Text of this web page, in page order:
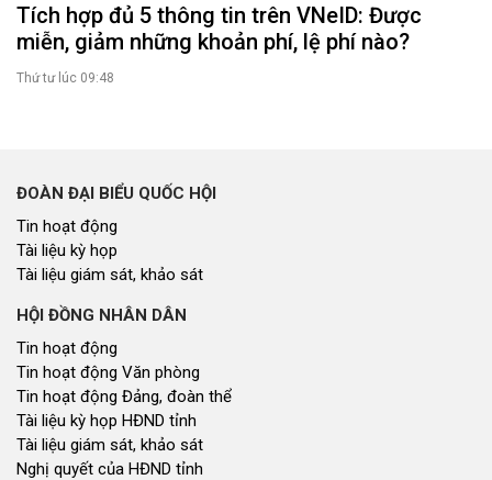
Tích hợp đủ 5 thông tin trên VNeID: Được
miễn, giảm những khoản phí, lệ phí nào?
Thứ tư lúc 09:48
ĐOÀN ĐẠI BIỂU QUỐC HỘI
Tin hoạt động
Tài liệu kỳ họp
Tài liệu giám sát, khảo sát
HỘI ĐỒNG NHÂN DÂN
Tin hoạt động
Tin hoạt động Văn phòng
Tin hoạt động Đảng, đoàn thể
Tài liệu kỳ họp HĐND tỉnh
Tài liệu giám sát, khảo sát
Nghị quyết của HĐND tỉnh